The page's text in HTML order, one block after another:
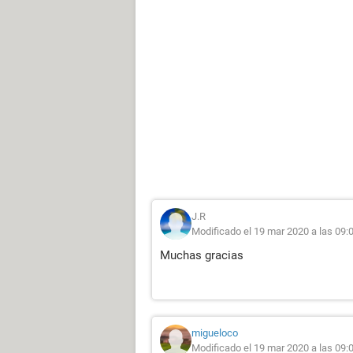
J.R
Modificado el 19 mar 2020 a las
Muchas gracias
migueloco
Modificado el 19 mar 2020 a las